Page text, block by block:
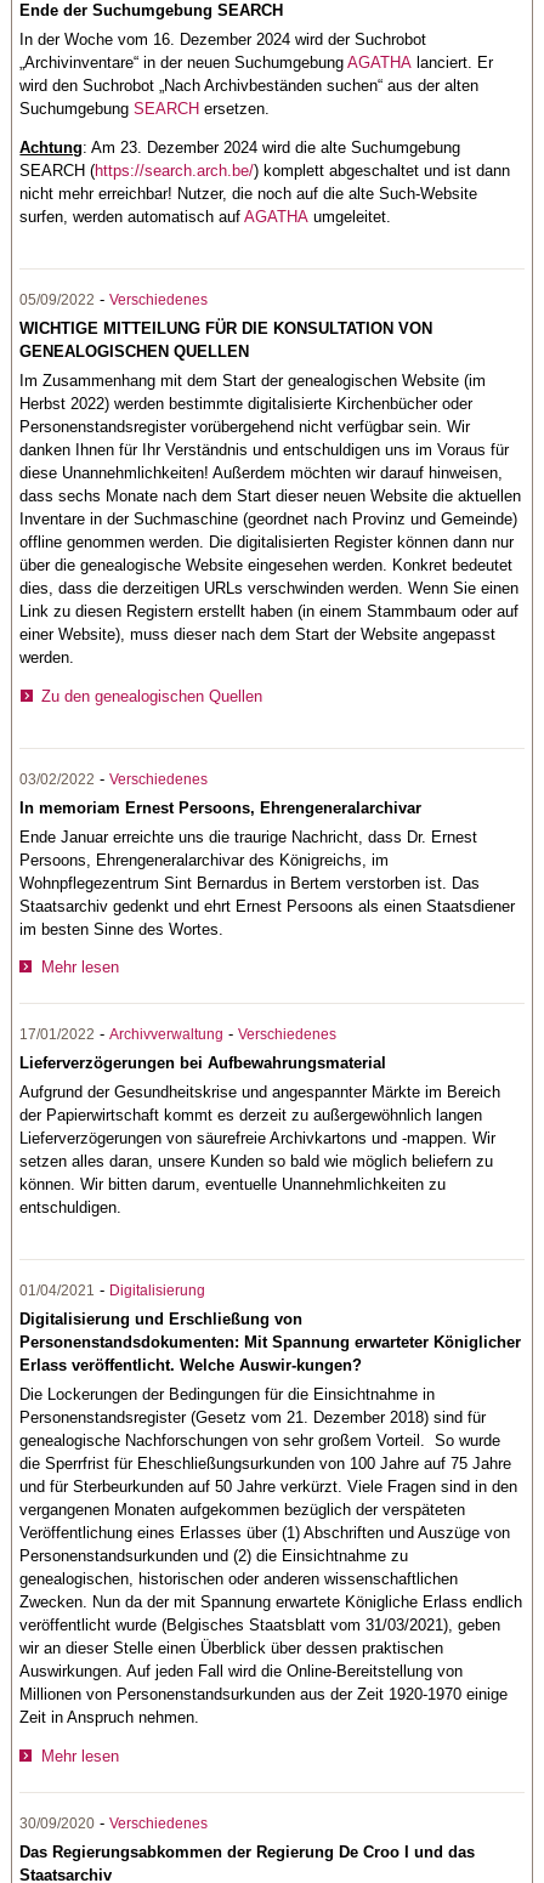
Ende der Suchumgebung SEARCH
In der Woche vom 16. Dezember 2024 wird der Suchrobot
„Archivinventare“ in der neuen SuchumgebungAGATHA lanciert. Er
wird den Suchrobot „Nach Archivbeständen suchen“ aus der alten
SuchumgebungSEARCH ersetzen.
Achtung: Am 23. Dezember 2024 wird die alte Suchumgebung
SEARCH (https://search.arch.be/) komplett abgeschaltet und ist dann
nicht mehr erreichbar! Nutzer, die noch auf die alte Such-Website
surfen, werden automatisch aufAGATHA umgeleitet.
05/09/2022 -Verschiedenes
WICHTIGE MITTEILUNG FÜR DIE KONSULTATION VON
GENEALOGISCHEN QUELLEN
Im Zusammenhang mit dem Start der genealogischen Website (im
Herbst 2022) werden bestimmte digitalisierte Kirchenbücher oder
Personenstandsregister vorübergehend nicht verfügbar sein. Wir
danken Ihnen für Ihr Verständnis und entschuldigen uns im Voraus für
diese Unannehmlichkeiten! Außerdem möchten wir darauf hinweisen,
dass sechs Monate nach dem Start dieser neuen Website die aktuellen
Inventare in der Suchmaschine (geordnet nach Provinz und Gemeinde)
offline genommen werden. Die digitalisierten Register können dann nur
über die genealogische Website eingesehen werden. Konkret bedeutet
dies, dass die derzeitigen URLs verschwinden werden. Wenn Sie einen
Link zu diesen Registern erstellt haben (in einem Stammbaum oder auf
einer Website), muss dieser nach dem Start der Website angepasst
werden.
Zu den genealogischen Quellen
03/02/2022 -Verschiedenes
In memoriam Ernest Persoons, Ehrengeneralarchivar
Ende Januar erreichte uns die traurige Nachricht, dass Dr. Ernest
Persoons, Ehrengeneralarchivar des Königreichs, im
Wohnpflegezentrum Sint Bernardus in Bertem verstorben ist. Das
Staatsarchiv gedenkt und ehrt Ernest Persoons als einen Staatsdiener
im besten Sinne des Wortes.
Mehr lesen
17/01/2022 -Archivverwaltung -Verschiedenes
Lieferverzögerungen bei Aufbewahrungsmaterial
Aufgrund der Gesundheitskrise und angespannter Märkte im Bereich
der Papierwirtschaft kommt es derzeit zu außergewöhnlich langen
Lieferverzögerungen von säurefreie Archivkartons und -mappen. Wir
setzen alles daran, unsere Kunden so bald wie möglich beliefern zu
können. Wir bitten darum, eventuelle Unannehmlichkeiten zu
entschuldigen.
01/04/2021 - Digitalisierung
Digitalisierung und Erschließung von
Personenstandsdokumenten: Mit Spannung erwarteter Königlicher
Erlass veröffentlicht. Welche Auswir-kungen?
Die Lockerungen der Bedingungen für die Einsichtnahme in
Personenstandsregister (Gesetz vom 21. Dezember 2018) sind für
genealogische Nachforschungen von sehr großem Vorteil. So wurde
die Sperrfrist für Eheschließungsurkunden von 100 Jahre auf 75 Jahre
und für Sterbeurkunden auf 50 Jahre verkürzt. Viele Fragen sind in den
vergangenen Monaten aufgekommen bezüglich der verspäteten
Veröffentlichung eines Erlasses über (1) Abschriften und Auszüge von
Personenstandsurkunden und (2) die Einsichtnahme zu
genealogischen, historischen oder anderen wissenschaftlichen
Zwecken. Nun da der mit Spannung erwartete Königliche Erlass endlich
veröffentlicht wurde (Belgisches Staatsblatt vom 31/03/2021), geben
wir an dieser Stelle einen Überblick über dessen praktischen
Auswirkungen. Auf jeden Fall wird die Online-Bereitstellung von
Millionen von Personenstandsurkunden aus der Zeit 1920-1970 einige
Zeit in Anspruch nehmen.
Mehr lesen
30/09/2020 -Verschiedenes
Das Regierungsabkommen der Regierung De Croo I und das
Staatsarchiv